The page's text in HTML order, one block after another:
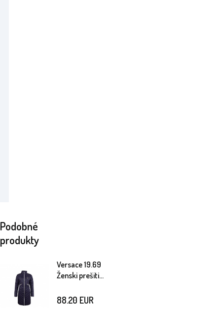
Podobné
produkty
Versace 19.69
Ženski prešiti
88.20 EUR